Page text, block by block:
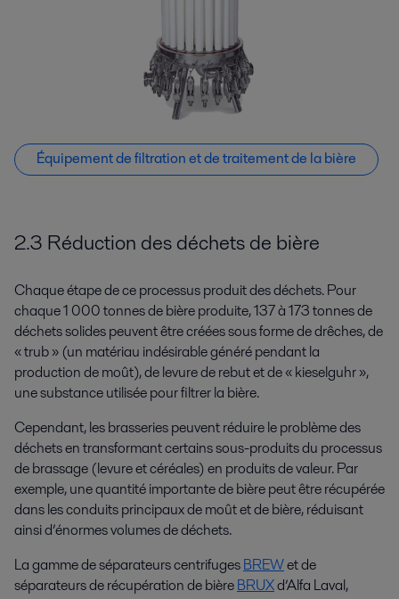
Équipement de filtration et de traitement de la bière
2.3 Réduction des déchets de bière
Chaque étape de ce processus produit des déchets. Pour
chaque 1 000 tonnes de bière produite, 137 à 173 tonnes de
déchets solides peuvent être créées sous forme de drêches, de
« trub » (un matériau indésirable généré pendant la
production de moût), de levure de rebut et de « kieselguhr »,
une substance utilisée pour filtrer la bière.
Cependant, les brasseries peuvent réduire le problème des
déchets en transformant certains sous-produits du processus
de brassage (levure et céréales) en produits de valeur. Par
exemple, une quantité importante de bière peut être récupérée
dans les conduits principaux de moût et de bière, réduisant
ainsi d’énormes volumes de déchets.
La gamme de séparateurs centrifugesBREWet de
séparateurs de récupération de bièreBRUXd’Alfa Laval,